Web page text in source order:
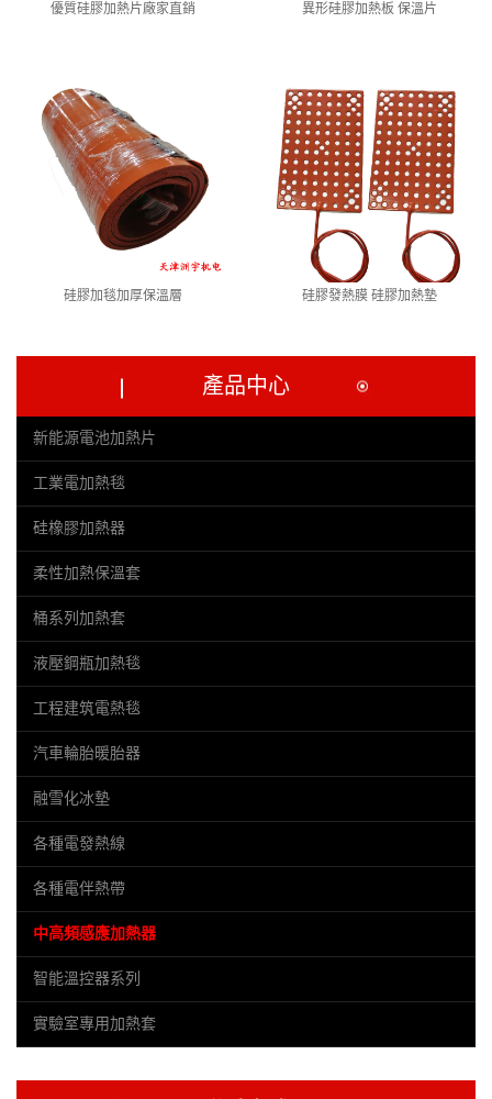
優質硅膠加熱片廠家直銷 異形硅膠加熱板 保溫片
硅膠加毯加厚保溫層 硅膠發熱膜 硅膠加熱墊
產品中心
新能源電池加熱片
工業電加熱毯
硅橡膠加熱器
柔性加熱保溫套
桶系列加熱套
液壓鋼瓶加熱毯
工程建筑電熱毯
汽車輪胎暖胎器
融雪化冰墊
各種電發熱線
各種電伴熱帶
中高頻感應加熱器
智能溫控器系列
實驗室專用加熱套